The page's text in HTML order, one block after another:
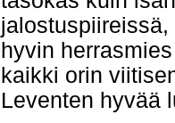
hyvin
kaikki orin
Leventen hyvää